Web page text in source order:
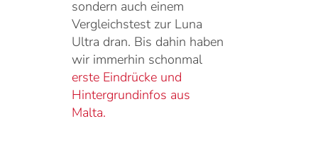
sondern auch einem
Vergleichstest zur Luna
Ultra dran. Bis dahin haben
wir immerhin schonmal
erste Eindrücke und
Hintergrundinfos aus
Malta.